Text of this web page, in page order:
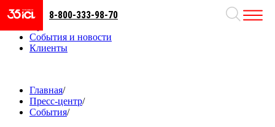
Направления
События и новости
Клиенты
8-800-333-98-70
Главная/
Пресс-центр/
События/